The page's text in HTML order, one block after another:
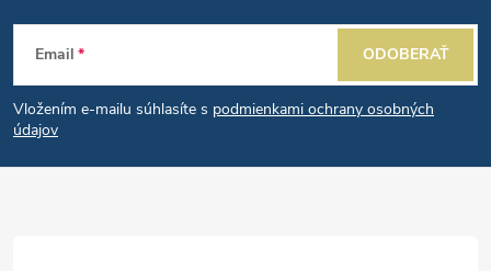
c
i
e
Z
á
p
Email
Vložením e-mailu súhlasíte s podmienkami ochrany osobných
údajov
ODOBERAŤ